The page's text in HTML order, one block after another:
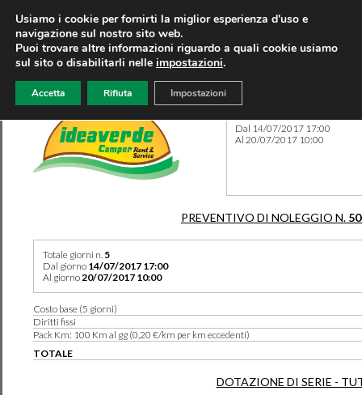
Dal 14/07/2017 17:00
Al 20/07/2017 10:00
PREVENTIVO DI NOLEGGIO N.
Totale giorni n. 5
Dal giorno 14/07/2017 17:00
Al giorno20/07/2017 10:00
Costo base (5 giorni)
Diritti fissi
Pack Km: 100 Km al gg (0,20 €/km per km eccedenti)
TOTALE
DOTAZIONE DI SERIE -
Usiamo i cookie per fornirti la miglior esperienza d'uso e
navigazione sul nostro sito web.
Puoi trovare altre informazioni riguardo a quali cookie usiamo
sul sito o disabilitarli nelle impostazioni.
Accetta Rifiuta Impostazioni